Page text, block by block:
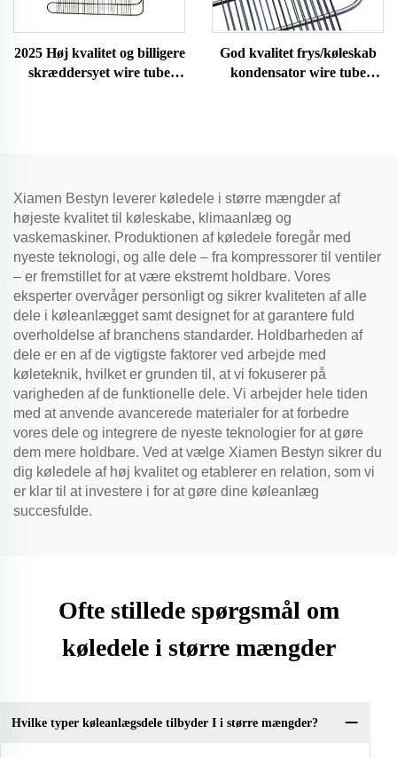
2025 Høj kvalitet og billigere
skræddersyet wire tube
God kvalitet frys/køleskab
kondensator wire tube
Xiamen Bestyn leverer køledele i større mængder af
højeste kvalitet til køleskabe, klimaanlæg og
vaskemaskiner. Produktionen af køledele foregår med
nyeste teknologi, og alle dele – fra kompressorer til ventiler
– er fremstillet for at være ekstremt holdbare. Vores
eksperter overvåger personligt og sikrer kvaliteten af alle
dele i køleanlægget samt designet for at garantere fuld
overholdelse af branchens standarder. Holdbarheden af
dele er en af de vigtigste faktorer ved arbejde med
køleteknik, hvilket er grunden til, at vi fokuserer på
varigheden af de funktionelle dele. Vi arbejder hele tiden
med at anvende avancerede materialer for at forbedre
vores dele og integrere de nyeste teknologier for at gøre
dem mere holdbare. Ved at vælge Xiamen Bestyn sikrer du
dig køledele af høj kvalitet og etablerer en relation, som vi
er klar til at investere i for at gøre dine køleanlæg
succesfulde.
Ofte stillede spørgsmål om
køledele i større mængder
Hvilke typer køleanlægsdele tilbyder I i større mængder?